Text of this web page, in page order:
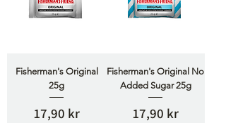
Fisherman's Original
25g
Pris
17,90 kr
Fisherman's Original No
Added Sugar 25g
Pris
17,90 kr